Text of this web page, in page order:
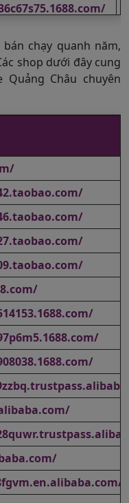
chạy quanh năm,
shop dưới đây cung
Châu chuyên